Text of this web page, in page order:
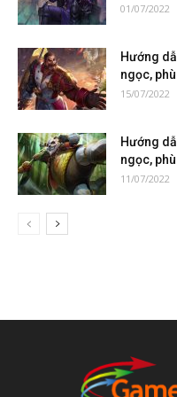
01/07/2022
Hướng
ngọc,
15/07/2022
Hướng
ngọc,
11/07/2022